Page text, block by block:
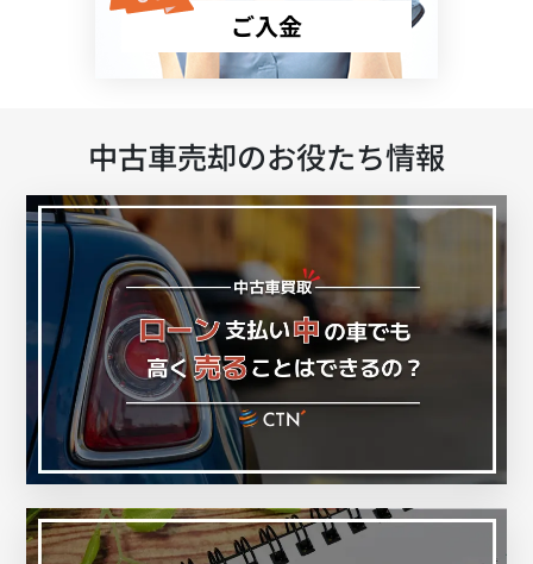
ご入金
中古車売却のお役たち情報